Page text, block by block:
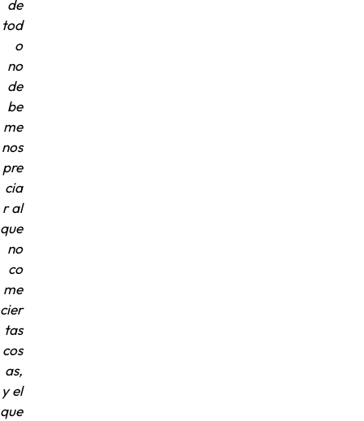
de
tod
o
no
de
be
me
nos
pre
cia
r al
que
no
co
me
cier
tas
cos
as,
y el
que